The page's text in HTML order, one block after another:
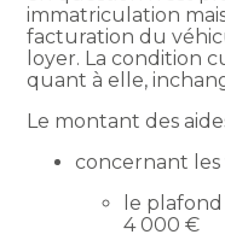
immatriculation
facturation du
loyer. La condition
quant à elle,
Le montant des
concernant les
le plafond
4 000 €